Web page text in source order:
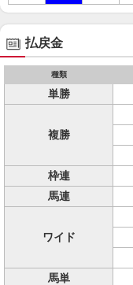
払戻金
種類
単勝
複勝
枠連
馬連
ワイド
馬単